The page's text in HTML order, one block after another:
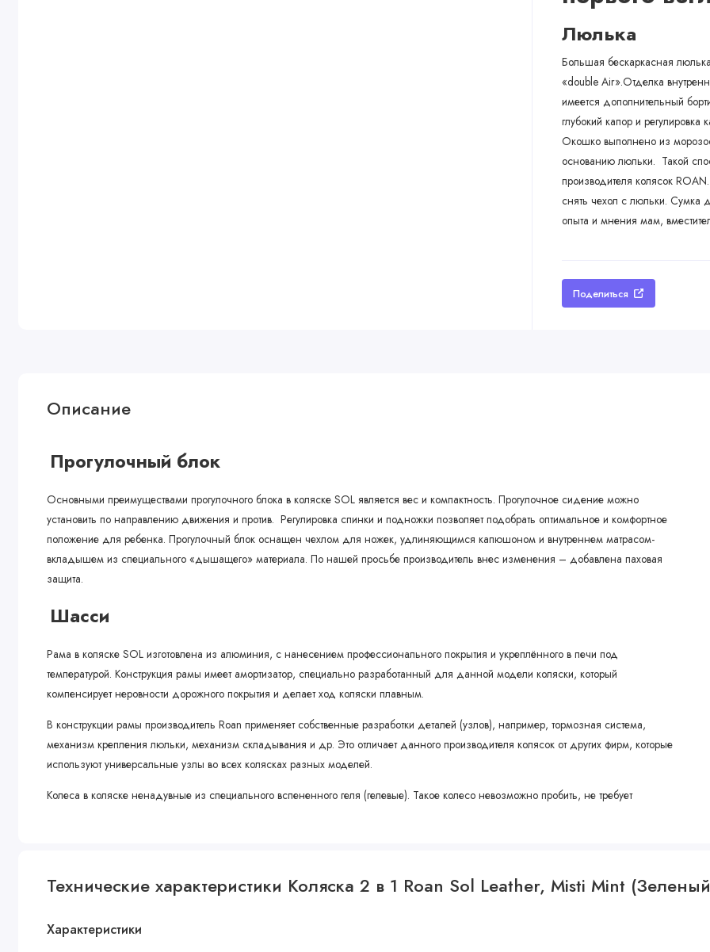
Люлька
Большая бескаркасная
«double Air».Отделка
имеется дополнительный
глубокий капор и
Окошко выполнено из
основанию люльки. Такой
производителя колясок
снять чехол с люльки. Сумка
опыта и мнения мам,
Поделиться
Описание
Прогулочный блок
Основными преимуществами прогулочного блока в коляске SOL является вес и компактность. Прогулочное сидение можно
установить по направлению движения и против. Регулировка спинки и подножки позволяет подобрать оптимальное и комфортное
положение для ребенка. Прогулочный блок оснащен чехлом для ножек, удлиняющимся капюшоном и внутреннем матрасом-
вкладышем из специального «дышащего» материала. По нашей просьбе производитель внес изменения – добавлена паховая
защита.
Шасси
Рама в коляске SOL изготовлена из алюминия, с нанесением профессионального покрытия и укреплённого в печи под
температурой. Конструкция рамы имеет амортизатор, специально разработанный для данной модели коляски, который
компенсирует неровности дорожного покрытия и делает ход коляски плавным.
В конструкции рамы производитель Roan применяет собственные разработки деталей (узлов), например, тормозная система,
механизм крепления люльки, механизм складывания и др. Это отличает данного производителя колясок от других фирм, которые
используют универсальные узлы во всех колясках разных моделей.
Колеса в коляске ненадувные из специального вспененного геля (гелевые). Такое колесо невозможно пробить, не требует
имеет возможность увеличения.
Технические характеристики Коляска 2 в 1 Roan Sol Leather, Misti Mint
Характеристики